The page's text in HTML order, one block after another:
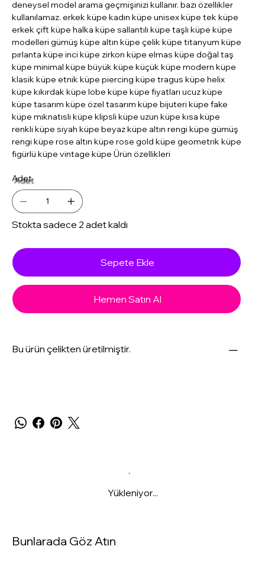
deneysel model arama geçmişinizi kullanır. bazı özellikler
kullanılamaz. erkek küpe kadın küpe unisex küpe tek küpe
erkek çift küpe halka küpe sallantılı küpe taşlı küpe küpe
modelleri gümüş küpe altın küpe çelik küpe titanyum küpe
pırlanta küpe inci küpe zirkon küpe elmas küpe doğal taş
küpe minimal küpe büyük küpe küçük küpe modern küpe
klasik küpe etnik küpe piercing küpe tragus küpe helix
küpe kıkırdak küpe lobe küpe küpe fiyatları ucuz küpe
küpe tasarım küpe özel tasarım küpe bijuteri küpe fake
küpe mıknatıslı küpe klipsli küpe uzun küpe kısa küpe
renkli küpe siyah küpe beyaz küpe altın rengi küpe gümüş
rengi küpe rose altın küpe rose gold küpe geometrik küpe
figürlü küpe vintage küpe Ürün özellikleri
Adet
Stokta sadece 2 adet kaldı
Sepete Ekle
Hemen Satın Al
Bu ürün çelikten üretilmiştir.
Yükleniyor...
Bunlarada Göz Atın